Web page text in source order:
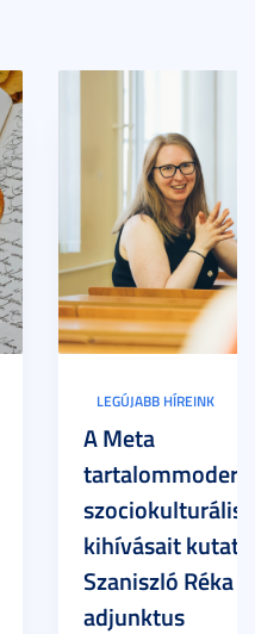
LEGÚJABB HÍREINK
A Meta
szociokulturális
kihívásait
Szaniszló Réka
adjunktus